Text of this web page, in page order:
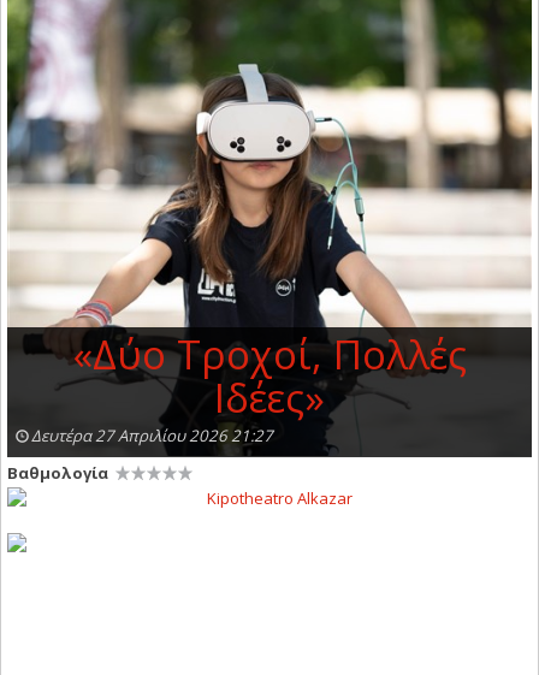
«Δύο Τροχοί, Πολλές
Ιδέες»
Δευτέρα 27 Απριλίου 2026 21:27
Βαθμολογία